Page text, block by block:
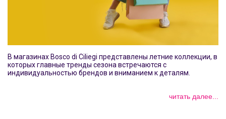
В магазинах Bosco di Ciliegi представлены летние коллекции, в
которых главные тренды сезона встречаются с
индивидуальностью брендов и вниманием к деталям.
читать далее...